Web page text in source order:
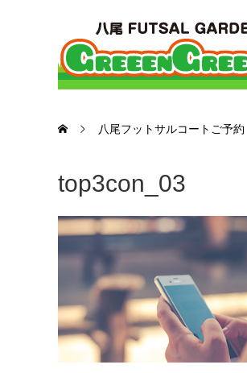
八尾フットサルコートご予約
top3con_03